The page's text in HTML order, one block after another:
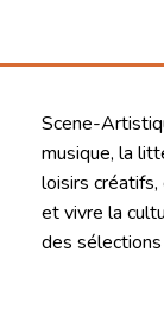
Scene-
musique, la
loisirs créatifs,
et vivre la
des